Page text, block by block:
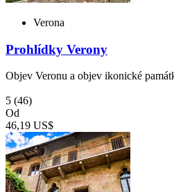
Verona
Prohlídky Verony
Objev Veronu a objev ikonické
5 (46)
Od
46,19 US$